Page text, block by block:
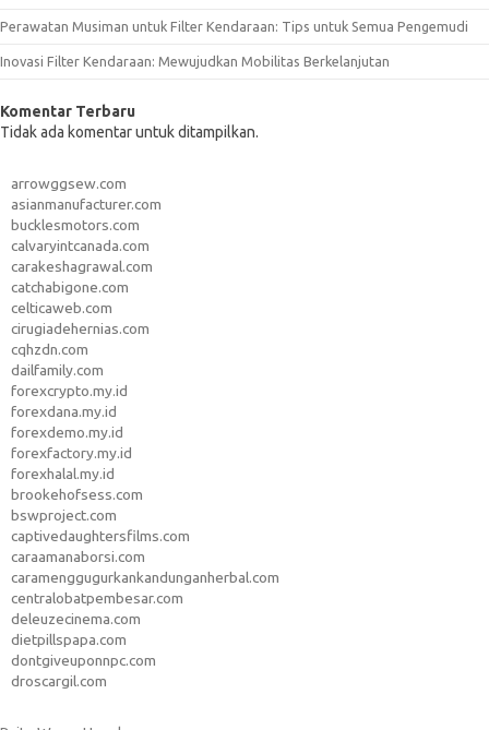
Perawatan Musiman untuk Filter Kendaraan: Tips untuk Semua Pengemudi
Inovasi Filter Kendaraan: Mewujudkan Mobilitas Berkelanjutan
Komentar Terbaru
Tidak ada komentar untuk ditampilkan.
arrowggsew.com
asianmanufacturer.com
bucklesmotors.com
calvaryintcanada.com
carakeshagrawal.com
catchabigone.com
celticaweb.com
cirugiadehernias.com
cqhzdn.com
dailfamily.com
forexcrypto.my.id
forexdana.my.id
forexdemo.my.id
forexfactory.my.id
forexhalal.my.id
brookehofsess.com
bswproject.com
captivedaughtersfilms.com
caraamanaborsi.com
caramenggugurkankandunganherbal.com
centralobatpembesar.com
deleuzecinema.com
dietpillspapa.com
dontgiveuponnpc.com
droscargil.com